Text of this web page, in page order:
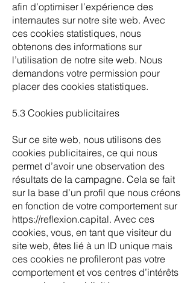
afin d’optimiser l’expérience des
internautes sur notre site web. Avec
ces cookies statistiques, nous
obtenons des informations sur
l’utilisation de notre site web. Nous
demandons votre permission pour
placer des cookies statistiques.
5.3 Cookies publicitaires
Sur ce site web, nous utilisons des
cookies publicitaires, ce qui nous
permet d’avoir une observation des
résultats de la campagne. Cela se fait
sur la base d’un profil que nous créons
en fonction de votre comportement sur
https://reflexion.capital. Avec ces
cookies, vous, en tant que visiteur du
site web, êtes lié à un ID unique mais
ces cookies ne profileront pas votre
comportement et vos centres d’intérêts